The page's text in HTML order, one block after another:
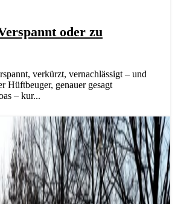
oder zu
verkürzt, vernachlässigt – und
Hüftbeuger, genauer gesagt
– kur...